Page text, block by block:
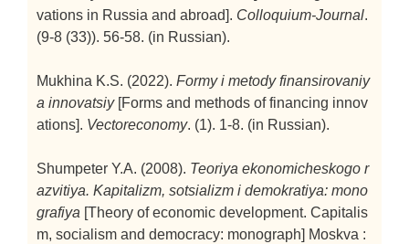
vations in Russia and abroad]. Colloquium-Journal.
(9-8 (33)). 56-58. (in Russian).
Mukhina K.S. (2022). Formy i metody finansirovaniy
a innovatsiy[Forms and methods of financing innov
ations]. Vectoreconomy. (1). 1-8. (in Russian).
Shumpeter Y.A. (2008). Teoriya ekonomicheskogo r
azvitiya. Kapitalizm, sotsializm i demokratiya: mono
grafiya [Theory of economic development. Capitalis
m, socialism and democracy: monograph] Moskva :